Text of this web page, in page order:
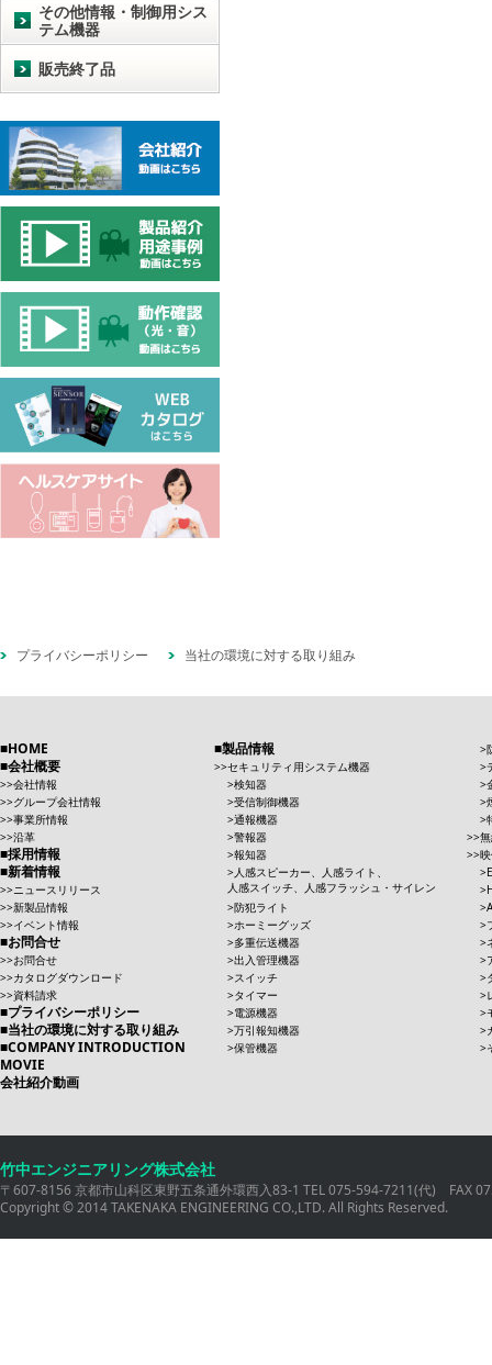
その他情報・制御用シス
テム機器
販売終了品
プライバシーポリシー 当社の環境に対する取り組み
HOME
会社概要
会社情報
グループ会社情報
事業所情報
沿革
採用情報
新着情報
ニュースリリース
新製品情報
イベント情報
お問合せ
お問合せ
カタログダウンロード
資料請求
プライバシーポリシー
当社の環境に対する取り組み
COMPANY INTRODUCTION
MOVIE
会社紹介動画
製品情報
セキュリティ用システム機器
検知器
受信制御機器
通報機器
警報器
報知器
人感スピーカー、人感ライト、
人感スイッチ、人感フラッシュ・サイレン
防犯ライト
ホーミーグッズ
多重伝送機器
出入管理機器
スイッチ
タイマー
電源機器
万引報知機器
保管機器
竹中エンジニアリング株式会社
〒607-8156 京都市山科区東野五条通外環西入83-1 TEL 075-594-7211(代) FAX
Copyright © 2014 TAKENAKA ENGINEERING CO.,LTD. All Rights Reserved.